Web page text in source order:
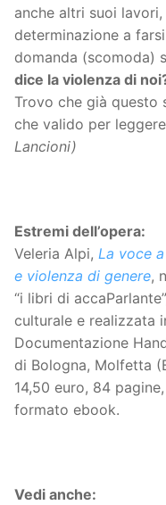
anche altri suoi
determinazione a
domanda (scomoda)
dice la violenza di
Trovo che già questo
che valido per
Lancioni)
Estremi dell’opera:
Veleria Alpi, La voce
e violenza di genere,
“i libri di
culturale e realizzata
Documentazione
di Bologna, Molfetta
14,50 euro, 84
formato ebook.
Vedi anche: